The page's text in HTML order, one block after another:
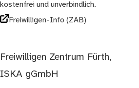
kostenfrei und unverbindlich.
Freiwilligen-Info (ZAB)
Freiwilligen Zentrum Fürth,
ISKA gGmbH